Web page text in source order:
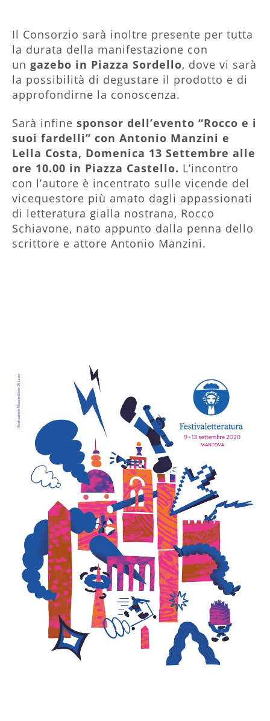
Il Consorzio sarà inoltre presente per tutta
la durata della manifestazione con
un gazebo in Piazza Sordello, dove vi sarà
la possibilità di degustare il prodotto e di
approfondirne la conoscenza.
Sarà infine sponsor dell’evento “Rocco e i
suoi fardelli” con Antonio Manzini e
Lella Costa, Domenica 13 Settembre alle
ore 10.00 in Piazza Castello. L’incontro
con l’autore è incentrato sulle vicende del
vicequestore più amato dagli appassionati
di letteratura gialla nostrana, Rocco
Schiavone, nato appunto dalla penna dello
scrittore e attore Antonio Manzini.